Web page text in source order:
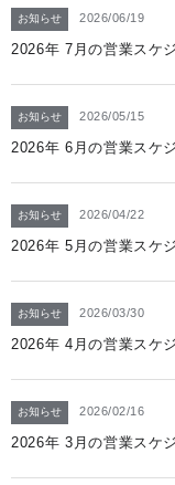
お知らせ 2026/06/19
2026年 7月の営業スケ
お知らせ 2026/05/15
2026年 6月の営業スケ
お知らせ 2026/04/22
2026年 5月の営業スケ
お知らせ 2026/03/30
2026年 4月の営業スケ
お知らせ 2026/02/16
2026年 3月の営業スケ